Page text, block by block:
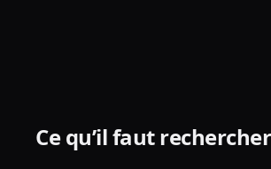
Ce qu’il faut rechercher